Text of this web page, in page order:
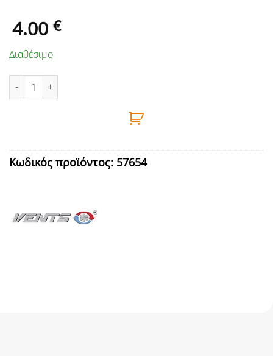
4.00 €
Διαθέσιμο
ΜΕΙΩΤΗΡΑΣ ΤΑΛΑΝΤΩΣΕΩΝ Φ125mm ΛΕΥΚΟΣ VENTS ποσότητα
Κωδικός προϊόντος: 57654